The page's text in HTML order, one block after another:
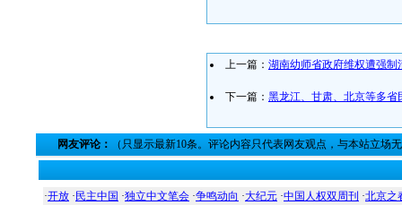
上一篇： 湖南幼师省政府维权遭强
下一篇： 黑龙江、甘肃、北京等多省
网友评论： （只显示最新10条。评论内容只代表网友观点，与本站立场
·开放 · 民主中国 ·独立中文笔会 ·争鸣动向 ·大纪元 ·中国人权双周刊 ·北京之